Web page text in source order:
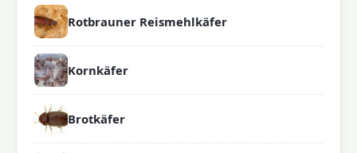
Rotbrauner Reismehlkäfer
Kornkäfer
Brotkäfer